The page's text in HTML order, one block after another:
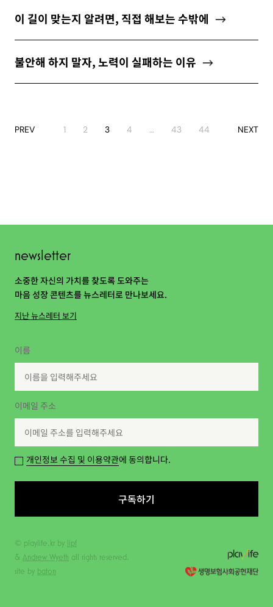
이 길이 맞는지 알려면, 직접 해보는 수밖에
불안해 하지 말자, 노력이 실패하는 이유
PREV 1 2 3 4 … 43 44 NEXT
newsletter
소중한 자신의 가치를 찾도록 도와주는
마음 성장 콘텐츠를 뉴스레터로 만나보세요.
지난 뉴스레터 보기
이름
이메일 주소
개인정보 수집 및 이용약관에 동의합니다.
구독하기
© playlife.kr by lipf
& Andrew Wyeth all rights reserved.
site by baton